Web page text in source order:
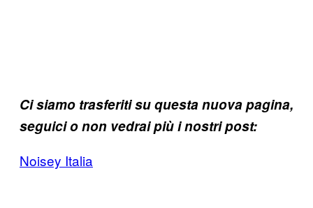
Ci siamo trasferiti su questa nuova pagina,
seguici o non vedrai più i nostri post:
Noisey Italia